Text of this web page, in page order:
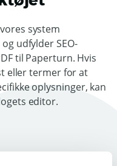
system
udfylder SEO-
til Paperturn. Hvis
eller termer for at
oplysninger, kan
editor.
en pop-up til, og klik